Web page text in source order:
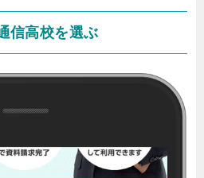
信高校を選ぶ